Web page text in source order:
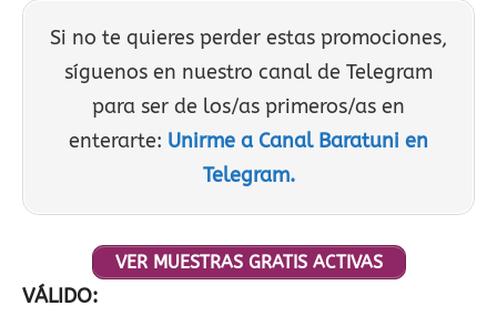
Si no te quieres perder estas promociones,
síguenos en nuestro canal de Telegram
para ser de los/as primeros/as en
enterarte: Unirme a Canal Baratuni en
Telegram.
VER MUESTRAS GRATIS ACTIVAS
VÁLIDO: